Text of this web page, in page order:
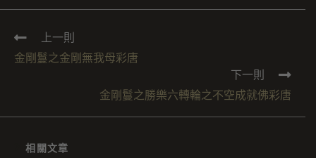
上一則
金剛鬘之金剛無我母彩唐
下一則
金剛鬘之勝樂六轉輪之不空成就佛彩唐
相關文章